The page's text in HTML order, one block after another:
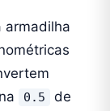
armadilha
0.5
de